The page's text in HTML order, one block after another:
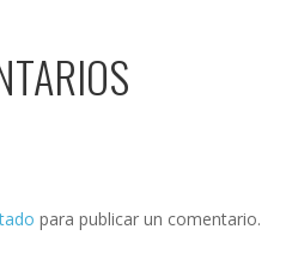
para publicar un comentario.